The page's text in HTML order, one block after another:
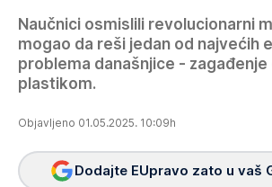
Naučnici osmislili revolucionarni
mogao da reši jedan od najvećih
problema današnjice - zagađenje
plastikom.
Objavljeno 01.05.2025. 10:09h
Dodajte EUpravo zato u vaš